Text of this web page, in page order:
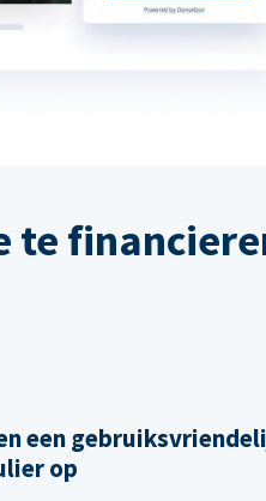
te
een
op